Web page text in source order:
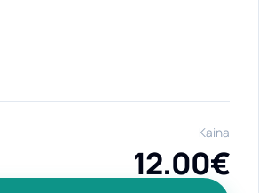
puodelis "Mentally ill" 300 ml balta
Kaina
12.00€